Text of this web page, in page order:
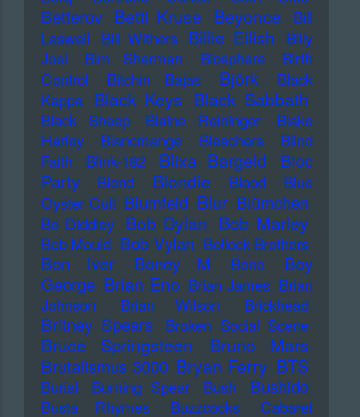
Betterov Betti Kruse Beyonce
Bill
Laswell
Bill Withers Billie Eilish
Billy
Joel
Bim Sherman Biosphere
Birth
Control
Bitchin Bajas Björk
Black
Kappa Black Keys Black Sabbath
Black Sheep Blaine Reininger
Blake
Harley
Blancmange Bleachers
Blind
Faith
Blink-182 Blixa Bargeld
Bloc
Party
Blond Blondie Blood
Blue
Oyster Cult Blumfeld Blur Blümchen
Bo Diddley Bob Dylan Bob Marley
Bob Mould Bob Vylan Bollock Brothers
Bon Iver Boney M Bono
Boy
George Brian Eno Brian James Brian
Johnson
Brian Wilson Brickhead
Britney Spears Broken Social Scene
Bruce Springsteen Bruno Mars
Brutalismus 3000 Bryan Ferry BTS
Burial Burning Spear Bush Bushido
Busta Rhymes Buzzcocks
Cabaret